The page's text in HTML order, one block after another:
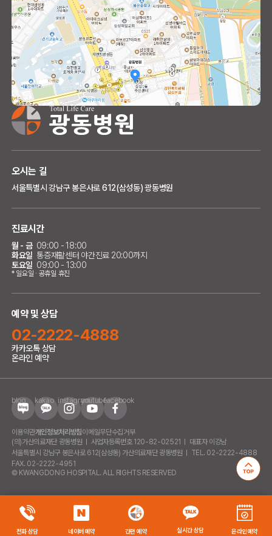
전화 상담 네이버 예약 간편 예약 실시간 상담 온라인예약
오시는 길
서울특별시 강남구 봉은사로 612(삼성동) 광동병원
진료시간
월 - 금 09:00 - 18:00
화요일 통증재활센터 야간진료 20:00까지
토요일 09:00 - 13:00
* 일요일 · 공휴일 휴진
예약 및 상담
02-2222-4888
카카오톡 상담
온라인 예약
이용약관개인정보처리방침이메일무단수집거부
(의)가산의료재단 광동병원
사업자등록번호 120-82-02521
대표자 이강남
서울특별시 강남구 봉은사로 612(삼성동) 가산의료재단 광동병원
TEL. 02-2222-4888
FAX. 02-2222-4951
© KWANGDONG HOSPITAL. ALL RIGHTS RESERVED
blog kakao instagramyoutubefacebook
간편 진료 예약 간편 검진 예약